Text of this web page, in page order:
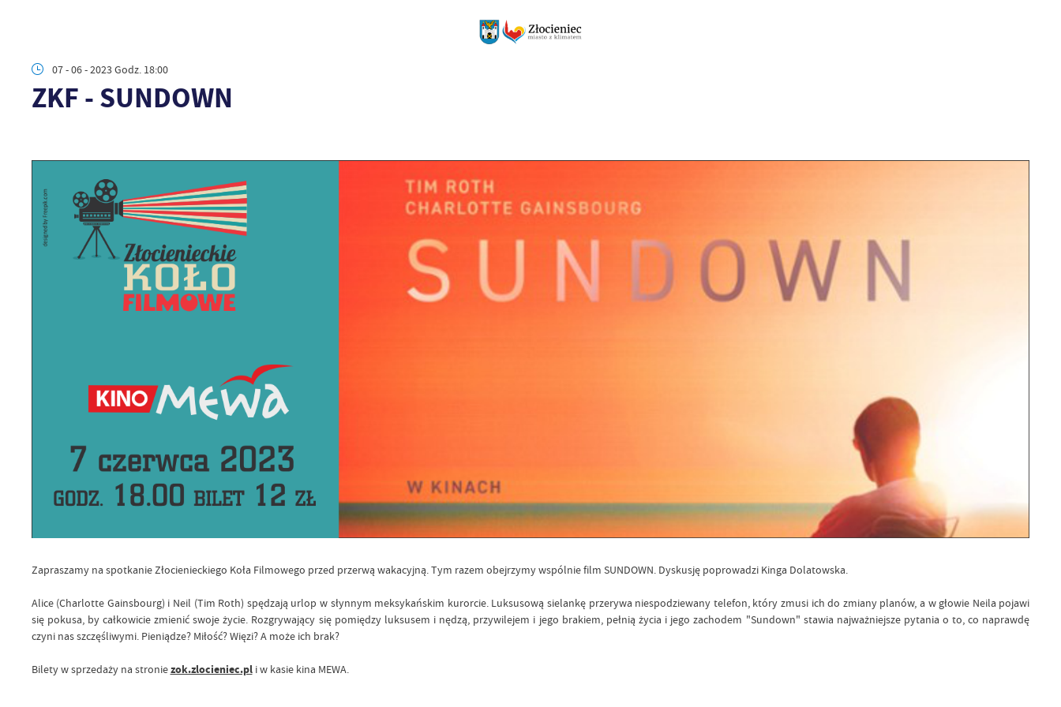
07 - 06 - 2023 Godz. 18:00
ZKF - SUNDOWN
Zapraszamy na spotkanie Złocienieckiego Koła Filmowego przed przerwą wakacyjną. Tym razem obejrzymy wspólnie film SUNDOWN. Dyskusję poprowadzi Kinga Dolatowska.
Alice (Charlotte Gainsbourg) i Neil (Tim Roth) spędzają urlop w słynnym meksykańskim kurorcie. Luksusową sielankę przerywa niespodziewany telefon, który zmusi ich do zmiany planów, a w głowie Neila pojawi
się pokusa, by całkowicie zmienić swoje życie. Rozgrywający się pomiędzy luksusem i nędzą, przywilejem i jego brakiem, pełnią życia i jego zachodem "Sundown" stawia najważniejsze pytania o to, co naprawdę
czyni nas szczęśliwymi. Pieniądze? Miłość? Więzi? A może ich brak?
Bilety w sprzedaży na stroniezok.zlocieniec.pli w kasie kina MEWA.